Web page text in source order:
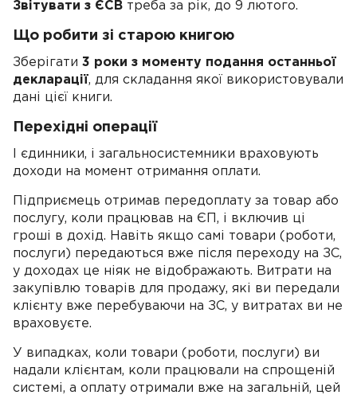
Звітувати з ЄСВ треба за рік, до 9 лютого.
Що робити зі старою книгою
Зберігати 3 роки з моменту подання останньої
декларації, для складання якої використовували
дані цієї книги.
Перехідні операції
І єдинники, і загальносистемники враховують
доходи на момент отримання оплати.
Підприємець отримав передоплату за товар або
послугу, коли працював на ЄП, і включив ці
гроші в дохід. Навіть якщо самі товари (роботи,
послуги) передаються вже після переходу на ЗС,
у доходах це ніяк не відображають. Витрати на
закупівлю товарів для продажу, які ви передали
клієнту вже перебуваючи на ЗС, у витратах ви не
враховуєте.
У випадках, коли товари (роботи, послуги) ви
надали клієнтам, коли працювали на спрощеній
системі, а оплату отримали вже на загальній, цей